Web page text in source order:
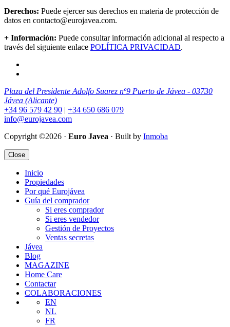
Derechos: Puede ejercer sus derechos en materia de protección de
datos en contacto@eurojavea.com.
+ Información: Puede consultar información adicional al respecto a
través del siguiente enlace POLÍTICA PRIVACIDAD.
Plaza del Presidente Adolfo Suarez nº9 Puerto de Jávea - 03730
Jávea (Alicante)
+34 96 579 42 90 | +34 650 686 079
info@eurojavea.com
Copyright ©2026 · Euro Javea · Built by Inmoba
Close
Inicio
Propiedades
Por qué Eurojávea
Guía del comprador
Si eres comprador
Si eres vendedor
Gestión de Proyectos
Ventas secretas
Jávea
Blog
MAGAZINE
Home Care
Contactar
COLABORACIONES
EN
NL
FR